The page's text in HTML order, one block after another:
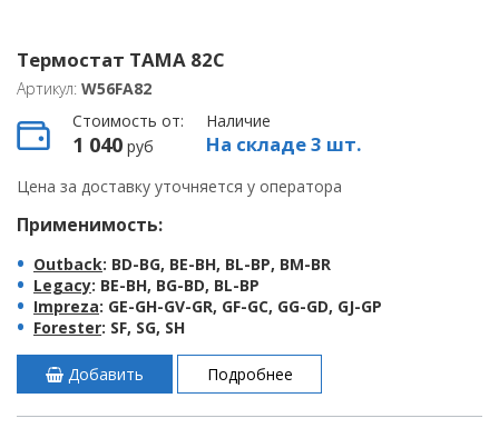
Термостат TAMA 82C
Артикул: W56FA82
Стоимость от:
1 040 руб
Наличие
На складе 3 шт.
Цена за доставку уточняется у оператора
Применимость:
Outback: BD-BG, BE-BH, BL-BP, BM-BR
Legacy: BE-BH, BG-BD, BL-BP
Impreza: GE-GH-GV-GR, GF-GC, GG-GD, GJ-GP
Forester: SF, SG, SH
Добавить Подробнее